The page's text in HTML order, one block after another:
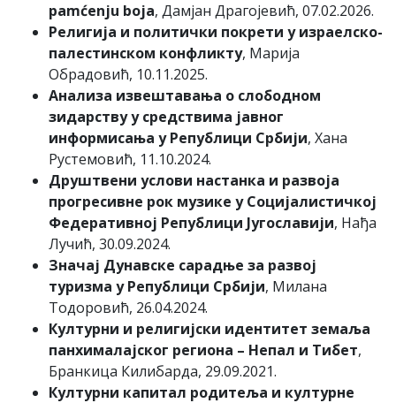
pamćenju boja, Дамјан Драгојевић, 07.02.2026.
Религија и политички покрети у израелско-
палестинском конфликту, Марија
Обрадовић, 10.11.2025.
Анализа извештавања о слободном
зидарству у средствима јавног
информисања у Републици Србији, Хана
Рустемовић, 11.10.2024.
Друштвени услови настанка и развоја
прогресивне рок музике у Социјалистичкој
Федеративној Републици Југославији, Нађа
Лучић, 30.09.2024.
Значај Дунавске сарадње за развој
туризма у Републици Србији, Милана
Тодоровић, 26.04.2024.
Културни и религијски идентитет земаља
панхималајског региона – Непал и Тибет,
Бранкица Килибарда, 29.09.2021.
Културни капитал родитеља и културне